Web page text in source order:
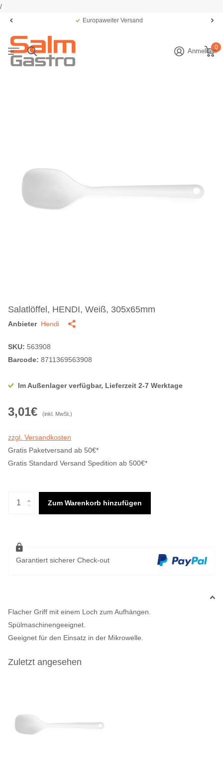
/
Europaweiter Versand
Anmelden0
Salatlöffel, HENDI, Weiß, 305x65mm
Anbieter Hendi
SKU: 563908
Barcode: 8711369563908
Im Außenlager verfügbar, Lieferzeit 2-7 Werktage
3,01€ (inkl. MwSt.)
zzgl. Versandkosten
Gratis Paketversand ab 50€*
Gratis Standard Versand Spedition ab 500€*
Zum Warenkorb hinzufügen
Garantiert sicherer Check-out
Flacher Griff mit einem Loch zum Aufhängen.
Spülmaschinengeeignet.
Geeignet für den Einsatz in der Mikrowelle.
Zuletzt angesehen